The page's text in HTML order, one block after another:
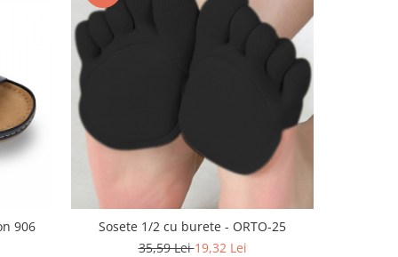
906
Sosete 1/2 cu burete - ORTO-25
35,59 Lei19,32 Lei